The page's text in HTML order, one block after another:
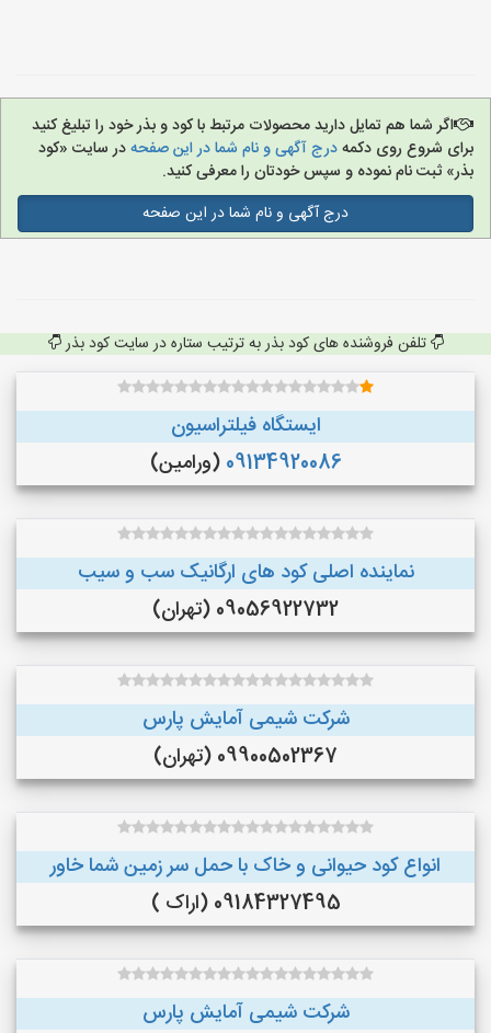
اگر شما هم تمایل دارید محصولات مرتبط با کود و بذر خود را تبلیغ کنید
برای شروع روی دکمهدرج آگهی و نام شما در این صفحهدر سایت «کود
بذر» ثبت نام نموده و سپس خودتان را معرفی کنید.
درج آگهی و نام شما در این صفحه
تلفن فروشنده های کود بذر به ترتیب ستاره در سایت کود بذر
ایستگاه فیلتراسیون
09134920086 (ورامین)
نماینده اصلی کود های ارگانیک سب و سیب
09056922732 (تهران)
شرکت شیمی آمایش پارس
09900502367 (تهران)
انواع کود حیوانی و خاک با حمل سر زمین شما خاور
09184327495 (اراک )
شرکت شیمی آمایش پارس